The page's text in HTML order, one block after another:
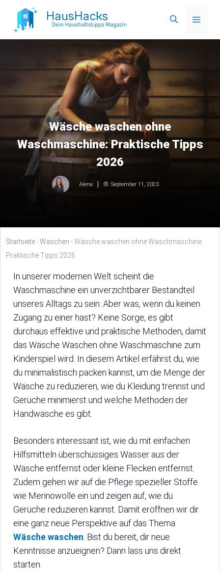
springen
Menü
Wäsche waschen ohne
Waschmaschine: Praktische Tipps
2026
Alena September 11, 2023
Startseite-Waschen -Wäsche waschen ohne Waschmaschine:
Praktische Tipps 2026
In unserer modernen Welt scheint die
Waschmaschine ein unverzichtbarer Bestandteil
unseres Alltags zu sein. Aber was, wenn du keinen
Zugang zu einer hast? Keine Sorge, es gibt
durchaus effektive und praktische Methoden, damit
das Wäsche Waschen ohne Waschmaschine zum
Kinderspiel wird. In diesem Artikel erfährst du, wie
du minimalistisch packen kannst, um die Menge der
Wäsche zu reduzieren, wie du Kleidung trennst und
Gerüche minimierst und welche Methoden der
Handwäsche es gibt.
Besonders interessant ist, wie du mit einfachen
Hilfsmitteln überschüssiges Wasser aus der
Wäsche entfernst oder kleine Flecken entfernst.
Zudem gehen wir auf die Pflege spezieller Stoffe
wie Merinowolle ein und zeigen auf, wie du
Gerüche reduzieren kannst. Damit eröffnen wir dir
eine ganz neue Perspektive auf das Thema
Wäsche waschen . Bist du bereit, dir neue
Kenntnisse anzueignen? Dann lass uns direkt
starten.